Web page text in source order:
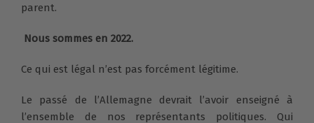
parent.
Nous sommes en 2022.
Ce qui est légal n’est pas forcément légitime.
Le passé de l’Allemagne devrait l’avoir enseigné à
l’ensemble de nos représentants politiques. Qui